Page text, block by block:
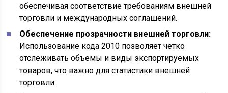
обеспечивая соответствие требованиям внешней
торговли и международных соглашений.
Обеспечение прозрачности внешней торговли:
Использование кода 2010 позволяет четко
отслеживать объемы и виды экспортируемых
товаров, что важно для статистики внешней
торговли.